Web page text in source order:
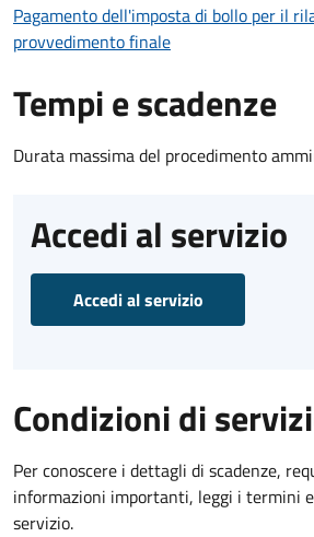
Pagamento dell'imposta di bollo per il
provvedimento finale
Tempi e scadenze
Durata massima del procedimento
Accedi al servizio
Accedi al servizio
Condizioni di
Per conoscere i dettagli di scadenze,
informazioni importanti, leggi i termini
servizio.